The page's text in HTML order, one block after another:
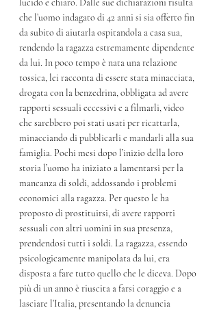
lucido e chiaro. Dalle sue dichiarazioni risulta
che l’uomo indagato di 42 anni si sia offerto fin
da subito di aiutarla ospitandola a casa sua,
rendendo la ragazza estremamente dipendente
da lui. In poco tempo è nata una relazione
tossica, lei racconta di essere stata minacciata,
drogata con la benzedrina, obbligata ad avere
rapporti sessuali eccessivi e a filmarli, video
che sarebbero poi stati usati per ricattarla,
minacciando di pubblicarli e mandarli alla sua
famiglia. Pochi mesi dopo l’inizio della loro
storia l’uomo ha iniziato a lamentarsi per la
mancanza di soldi, addossando i problemi
economici alla ragazza. Per questo le ha
proposto di prostituirsi, di avere rapporti
sessuali con altri uomini in sua presenza,
prendendosi tutti i soldi. La ragazza, essendo
psicologicamente manipolata da lui, era
disposta a fare tutto quello che le diceva. Dopo
più di un anno è riuscita a farsi coraggio e a
lasciare l’Italia, presentando la denuncia